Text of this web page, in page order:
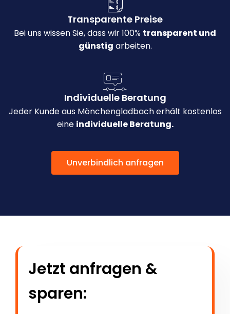
Transparente Preise
Bei uns wissen Sie, dass wir 100% transparent und
günstig arbeiten.
Individuelle Beratung
Jeder Kunde aus Mönchengladbach erhält kostenlos
eine individuelle Beratung.
Unverbindlich anfragen
Jetzt anfragen &
sparen: